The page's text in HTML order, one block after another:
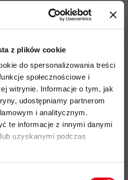
z plików cookie
do spersonalizowania treści
społecznościowe i
witrynie. Informacje o tym, jak
udostępniamy partnerom
i analitycznym.
te informacje z innymi danymi
uzyskanymi podczas
w100% z poliestru
HeiQ Fresh FFLktóra
zapachówbez użycia
dye- bardziej
, do85% mniej H2Oi generuje do